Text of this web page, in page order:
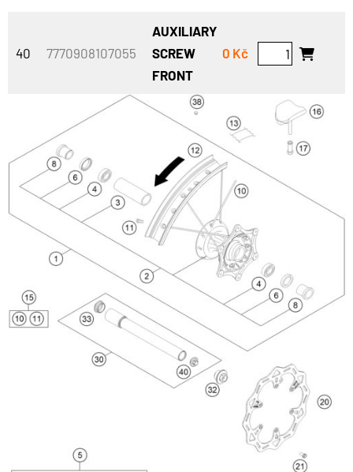
40 7770908107055
AUXILIARY
SCREW
FRONT
0 Kč